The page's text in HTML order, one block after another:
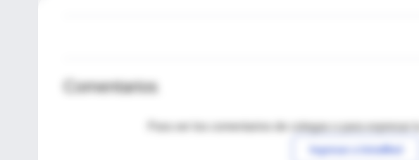
Comentarios
Para ver los comentarios de colegas o para expresar
Ingresar a IntraMed